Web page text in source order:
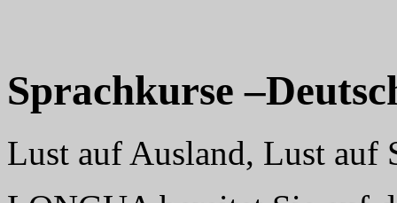
Sprachkurse
Lust auf Ausland, Lust auf